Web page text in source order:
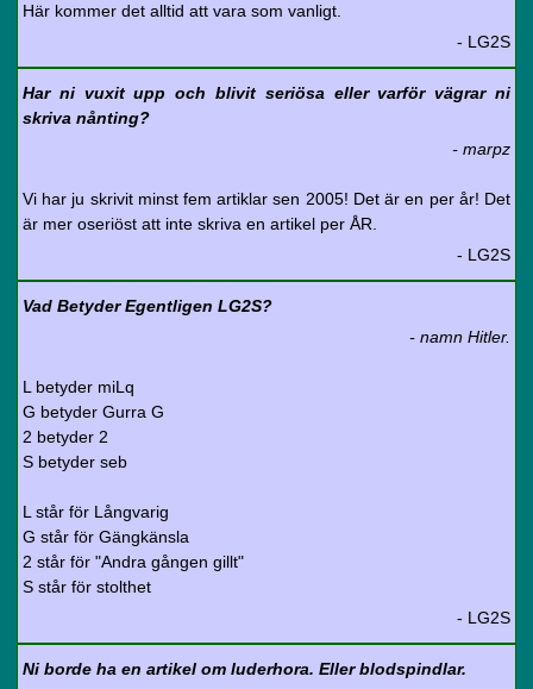
Här kommer det alltid att vara som vanligt.
- LG2S
Har ni vuxit upp och blivit seriösa eller varför vägrar ni
skriva nånting?
- marpz
Vi har ju skrivit minst fem artiklar sen 2005! Det är en per år! Det
är mer oseriöst att inte skriva en artikel per ÅR.
- LG2S
Vad Betyder Egentligen LG2S?
- namn Hitler.
L betyder miLq
G betyder Gurra G
2 betyder 2
S betyder seb
L står för Långvarig
G står för Gängkänsla
2 står för "Andra gången gillt"
S står för stolthet
- LG2S
Ni borde ha en artikel om luderhora. Eller blodspindlar.